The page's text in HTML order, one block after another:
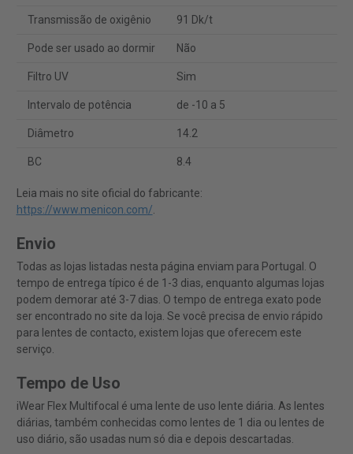
Transmissão de oxigênio 91 Dk/t
Pode ser usado ao dormir Não
Filtro UV Sim
Intervalo de potência de -10 a 5
Diâmetro 14.2
BC 8.4
Leia mais no site oficial do fabricante:
https://www.menicon.com/.
Envio
Todas as lojas listadas nesta página enviam para Portugal. O
tempo de entrega típico é de 1-3 dias, enquanto algumas lojas
podem demorar até 3-7 dias. O tempo de entrega exato pode
ser encontrado no site da loja. Se você precisa de envio rápido
para lentes de contacto, existem lojas que oferecem este
serviço.
Tempo de Uso
iWear Flex Multifocal é uma lente de uso lente diária. As lentes
diárias, também conhecidas como lentes de 1 dia ou lentes de
uso diário, são usadas num só dia e depois descartadas.